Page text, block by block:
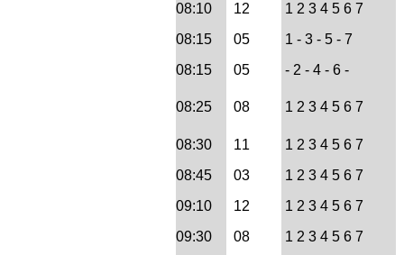
08:10
12
1 2 3 4 5 6 7
08:15
05
1 - 3 - 5 - 7
08:15
05 - 2 - 4 - 6 -
08:25 08 1 2 3 4 5 6 7
08:30 11
1 2 3 4 5 6 7
08:45
03
1 2 3 4 5 6 7
09:10
12
1 2 3 4 5 6 7
09:30
08
1 2 3 4 5 6 7